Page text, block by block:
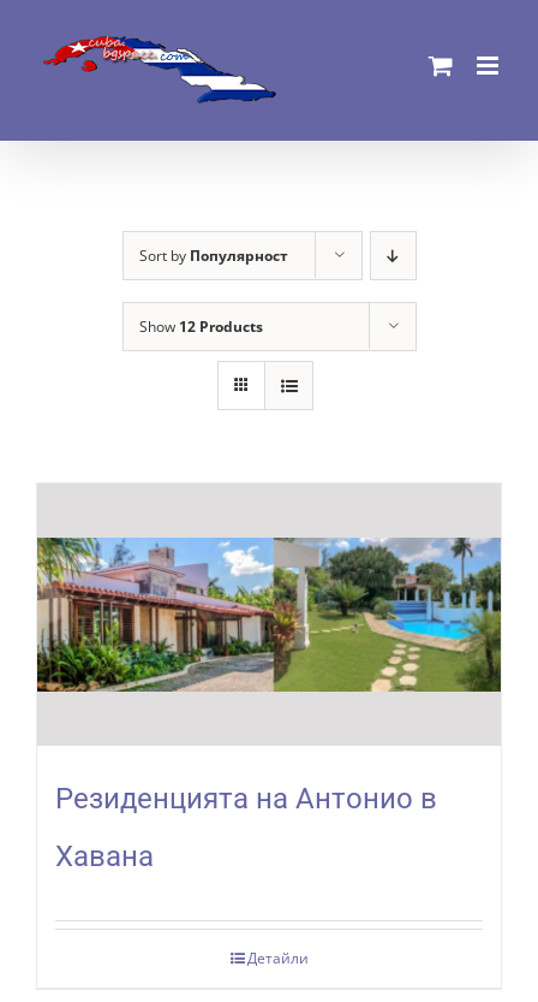
Sort by Популярност
Show 12 Products
Резиденцията на Антонио в
Хавана
Детайли